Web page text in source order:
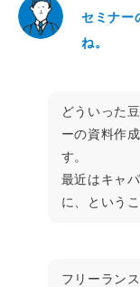
セミナー
ね。
どういった
ーの資料作
す。
最近はキャ
に、という
フリーラン